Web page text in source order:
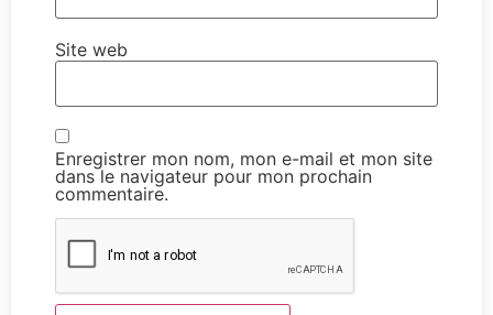
Site web
Enregistrer mon nom, mon e-mail et mon site
dans le navigateur pour mon prochain
commentaire.